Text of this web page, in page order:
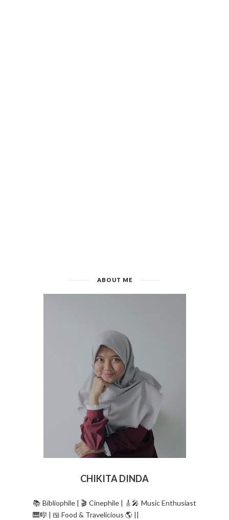
ABOUT ME
CHIKITA DINDA
📚 Bibliophile | 🎬 Cinephile | 🎸🎤 Music Enthusiast
🎹🎼 | 🍱 Food & Travelicious 🌎 ||